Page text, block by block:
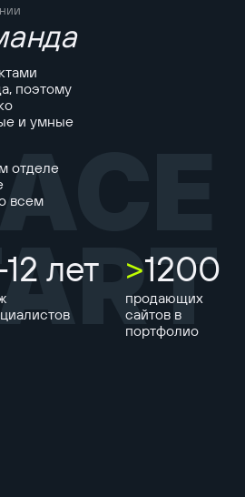
поэтому
и умные
отделе
всем
лет >1200
продающих
сайтов в
портфолио